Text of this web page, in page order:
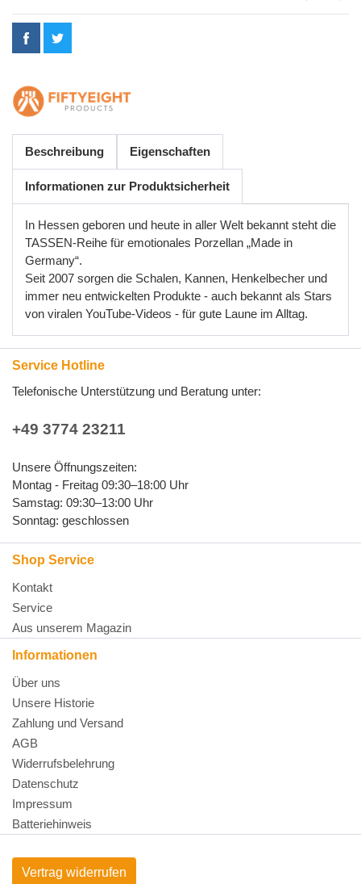
Beschreibung Eigenschaften
Informationen zur Produktsicherheit
In Hessen geboren und heute in aller Welt bekannt steht die
TASSEN-Reihe für emotionales Porzellan „Made in
Germany“.
Seit 2007 sorgen die Schalen, Kannen, Henkelbecher und
immer neu entwickelten Produkte - auch bekannt als Stars
von viralen YouTube-Videos - für gute Laune im Alltag.
Service Hotline
Telefonische Unterstützung und Beratung unter:
+49 3774 23211
Unsere Öffnungszeiten:
Montag - Freitag 09:30–18:00 Uhr
Samstag: 09:30–13:00 Uhr
Sonntag: geschlossen
Shop Service
Kontakt
Service
Aus unserem Magazin
Informationen
Über uns
Unsere Historie
Zahlung und Versand
AGB
Widerrufsbelehrung
Datenschutz
Impressum
Batteriehinweis
Vertrag widerrufen